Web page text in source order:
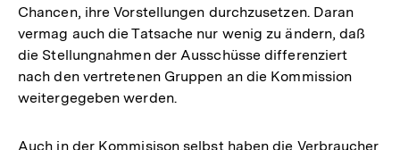
Chancen, ihre Vorstellungen durchzusetzen. Daran
vermag auch die Tatsache nur wenig zu ändern, daß
die Stellungnahmen der Ausschüsse differenziert
nach den vertretenen Gruppen an die Kommission
weitergegeben werden.
Auch in der Kommisison selbst haben die Verbraucher